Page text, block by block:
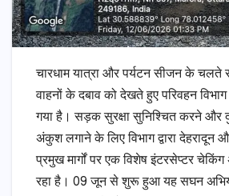
चारधाम यात्रा और पर्यटन सीजन के चलते
वाहनों के दबाव को देखते हुए परिवहन
गया है। सड़क सुरक्षा सुनिश्चित करने और
अंकुश लगाने के लिए विभाग द्वारा देहरादून
प्रमुख मार्गों पर एक विशेष इंटरसेप्टर चेकिंग
रहा है। 09 जून से शुरू हुआ यह सघन